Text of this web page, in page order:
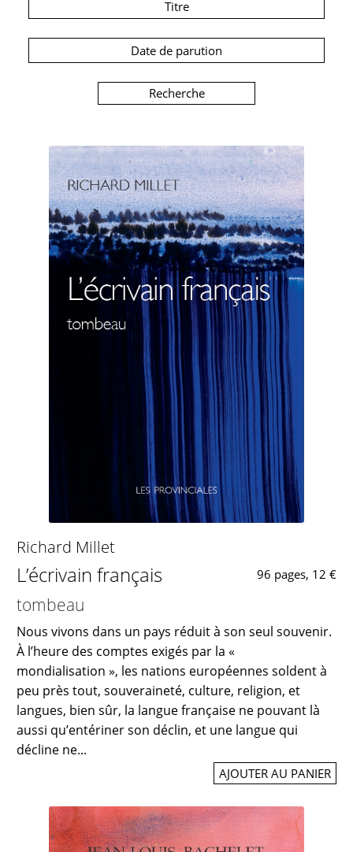
Titre
Date de parution
Richard Millet
L’écrivain français 96 pages, 12 €
tombeau
Nous vivons dans un pays réduit à son seul souvenir.
À l’heure des comptes exigés par la «
mondialisation », les nations européennes soldent à
peu près tout, souveraineté, culture, religion, et
langues, bien sûr, la langue française ne pouvant là
aussi qu’entériner son déclin, et une langue qui
décline ne...
AJOUTER AU PANIER